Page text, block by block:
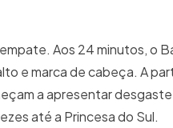
Aos 24 minutos, o
e marca de cabeça. A
a apresentar
até a Princesa do Sul.